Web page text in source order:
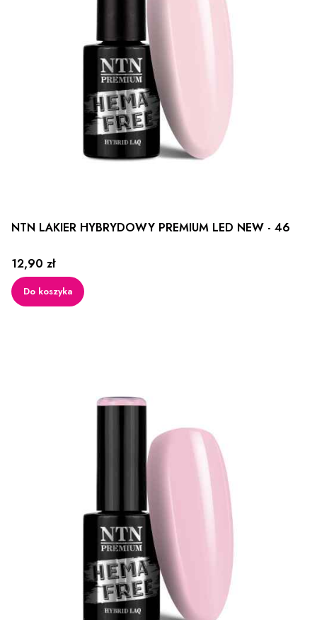
NTN LAKIER HYBRYDOWY PREMIUM LED NEW - 46
Cena
12,90 zł
Do koszyka